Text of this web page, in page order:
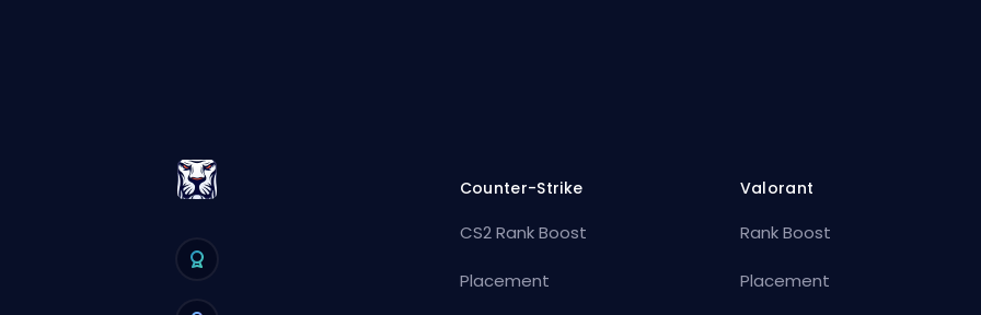
Counter-Strike
CS2 Rank Boost
Placement
Valorant
Rank Boost
Placement